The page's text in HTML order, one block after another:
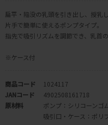
扁平・陥没の乳頭を引き出し、授乳
片手で簡単に使えるポンプタイプ。
指先で吸引リズムを調節でき、乳首
※ケース付
商品コード
1024117
JANコード
4902508161718
原材料
ポンプ：シリコーンゴ
吸引口・ケース：ポリ